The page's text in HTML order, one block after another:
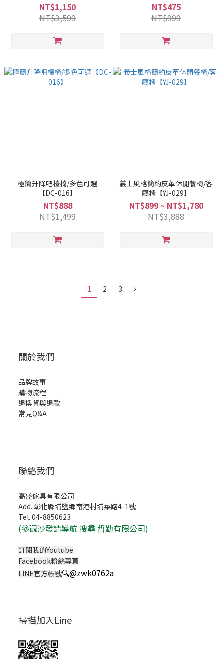
NT$1,150
NT$3,599
NT$475
NT$999
極簡升降吧檯椅/多色可選
【DC-016】
NT$888
NT$1,499
義士風格簡約皮革休閒餐椅/客
廳椅【YJ-029】
NT$899 ~ NT$1,780
NT$3,888
1 2 3
關於我們
品牌故事
購物流程
退換貨與退款
常見Q&A
聯絡我們
高盛傢具有限公司
Add. 彰化縣埔鹽鄉南港村埔菜路4-1號
Tel. 04-8850623
(參觀沙發請導航 搜尋 哲勤有限公司)
訂閱我的Youtube
Facebook粉絲專頁
LINE官方帳號🔍@zwk0762a
掃描加入Line